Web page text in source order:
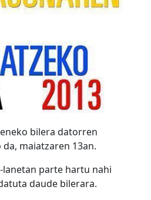
bilera datorren
maiatzaren 13an.
parte hartu nahi
daude bilerara.